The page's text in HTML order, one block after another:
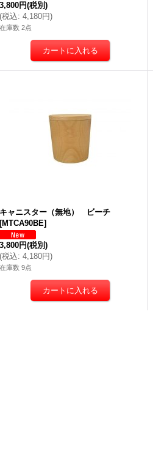
3,800円(税別)
(税込: 4,180円)
在庫数 2点
キャニスター（無地） ビーチ
[MTCA90BE]
3,800円(税別)
(税込: 4,180円)
在庫数 9点